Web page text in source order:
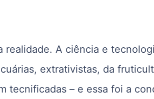
realidade. A ciência e
extrativistas, da
tecnificadas – e essa foi a